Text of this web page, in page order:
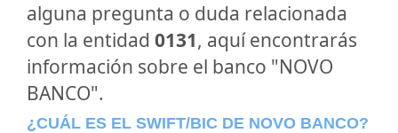
alguna pregunta o duda relacionada
con la entidad 0131, aquí encontrarás
información sobre el banco "NOVO
BANCO".
¿CUÁL ES EL SWIFT/BIC DE NOVO BANCO?